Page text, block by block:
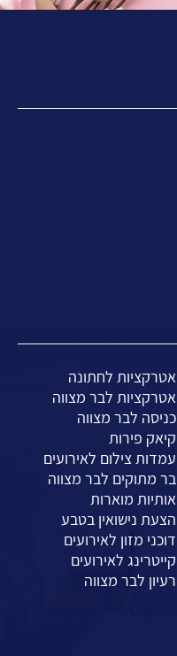
אטרקציות לחתונה
אטרקציות לבר מצווה
כניסה לבר מצווה
קיאק פירות
עמדות צילום לאירועים
בר מתוקים לבר מצווה
אותיות מוארות
הצעת נישואין בטבע
דוכני מזון לאירועים
קייטרינג לאירועים
רעיון לבר מצווה